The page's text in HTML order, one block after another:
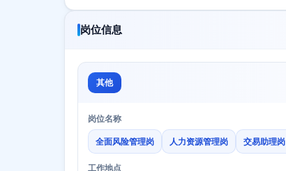
岗位信息
其他
岗位名称
全面风险管理岗 人力资源管理岗 交易助理岗
工作地点